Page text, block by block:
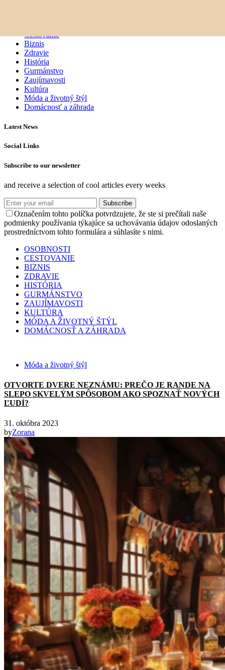
Cestovanie
Biznis
Zdravie
História
Gurmánstvo
Zaujímavosti
Kultúra
Móda a životný štýl
Domácnosť a záhrada
Latest News
Social Links
Subscribe to our newsletter
and receive a selection of cool articles every weeks
Subscribe
Označením tohto políčka potvrdzujete, že ste si prečítali naše
podmienky používania týkajúce sa uchovávania údajov odoslaných
prostredníctvom tohto formulára a súhlasíte s nimi.
OSOBNOSTI
CESTOVANIE
BIZNIS
ZDRAVIE
HISTÓRIA
GURMÁNSTVO
ZAUJÍMAVOSTI
KULTÚRA
MÓDA A ŽIVOTNÝ ŠTÝL
DOMÁCNOSŤ A ZÁHRADA
Móda a životný štýl
OTVORTE DVERE NEZNÁMU: PREČO JE RANDE NA
SLEPO SKVELÝM SPÔSOBOM AKO SPOZNAŤ NOVÝCH
ĽUDÍ?
31. októbra 2023
byZorana